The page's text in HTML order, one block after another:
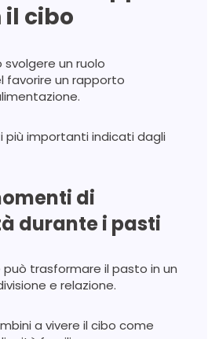
il cibo
un ruolo
favorire un rapporto
più importanti indicati dagli
di
durante i pasti
può trasformare il pasto in un
e relazione.
a vivere il cibo come